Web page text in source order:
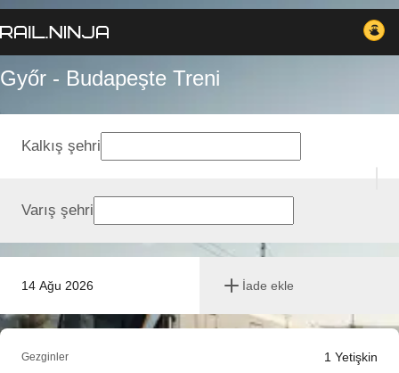
Győr - Budapeşte Treni
14 Ağu 2026 İade ekle
Kalkış şehri
Varış şehri
Gezginler 1 Yetişkin